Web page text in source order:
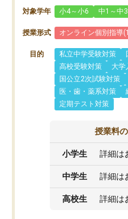
対象学年 小4～小6 中1～中3
授業形式 オンライン個別指導
目的 私立中学受験対策
高校受験対策
大学
国公立2次試験対策
医・歯・薬系対策
定期テスト対策
授業料
小学生 詳細は
中学生 詳細は
高校生 詳細は